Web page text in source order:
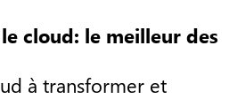
cloud: le meilleur des
à transformer et